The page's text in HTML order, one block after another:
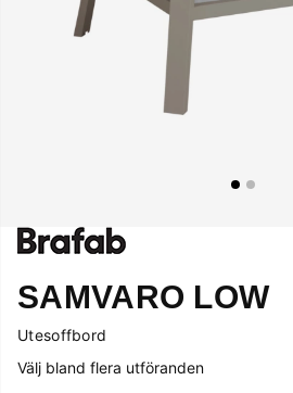
SAMVARO LOW
Utesoffbord
Välj bland flera utföranden